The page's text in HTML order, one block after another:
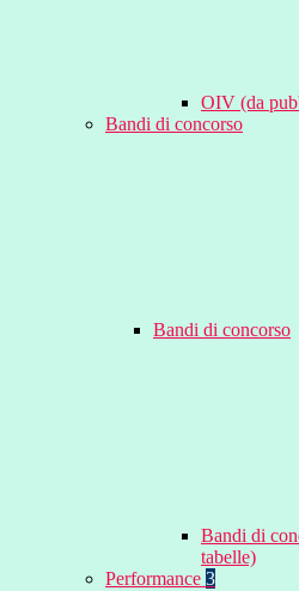
OIV (da
Bandi di concorso
Bandi di concorso
Bandi di
tabelle)
Performance 3